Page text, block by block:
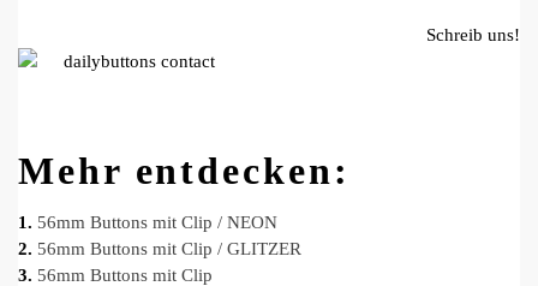
Schreib uns!
Mehr entdecken:
1. 56mm Buttons mit Clip / NEON
2. 56mm Buttons mit Clip / GLITZER
3. 56mm Buttons mit Clip